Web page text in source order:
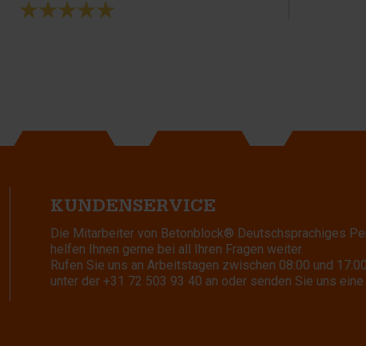
KUNDENSERVICE
Die Mitarbeiter von Betonblock® Deutschsprachiges
helfen Ihnen gerne bei all Ihren Fragen weiter.
Rufen Sie uns an Arbeitstagen zwischen 08:00 und
unter der +31 72 503 93 40 an oder senden Sie uns